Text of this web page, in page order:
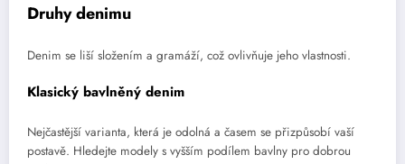
Druhy denimu
Denim se liší složením a gramáží, což ovlivňuje jeho vlastnosti.
Klasický bavlněný denim
Nejčastější varianta, která je odolná a časem se přizpůsobí vaší
postavě. Hledejte modely s vyšším podílem bavlny pro dobrou